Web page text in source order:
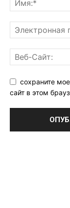
сохраните
сайт в этом